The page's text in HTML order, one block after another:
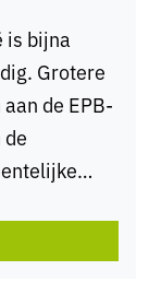
is bijna
Grotere
de EPB-